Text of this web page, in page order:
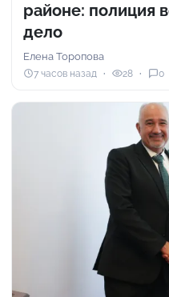
районе: полиция
дело
Елена Торопова
7 часов назад 28 0